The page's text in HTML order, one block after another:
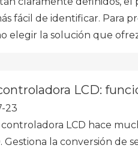
fácil de identificar. Para
elegir la solución que
LCD:
23
controladora LCD hace
Gestiona la conversión de